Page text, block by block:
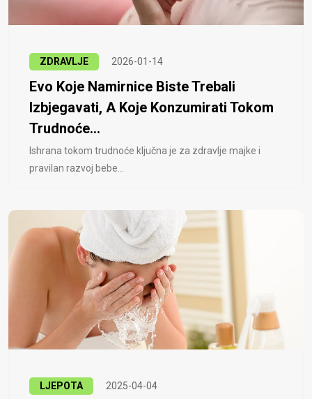
ZDRAVLJE 2026-01-14
Evo Koje Namirnice Biste Trebali
Izbjegavati, A Koje Konzumirati Tokom
Trudnoće...
Ishrana tokom trudnoće ključna je za zdravlje majke i
pravilan razvoj bebe...
LJEPOTA 2025-04-04